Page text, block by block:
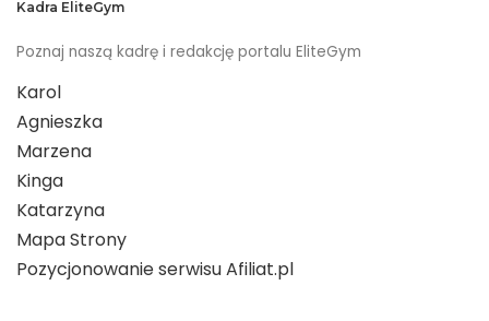
Kadra EliteGym
Poznaj naszą kadrę i redakcję portalu EliteGym
Karol
Agnieszka
Marzena
Kinga
Katarzyna
Mapa Strony
Pozycjonowanie serwisu Afiliat.pl